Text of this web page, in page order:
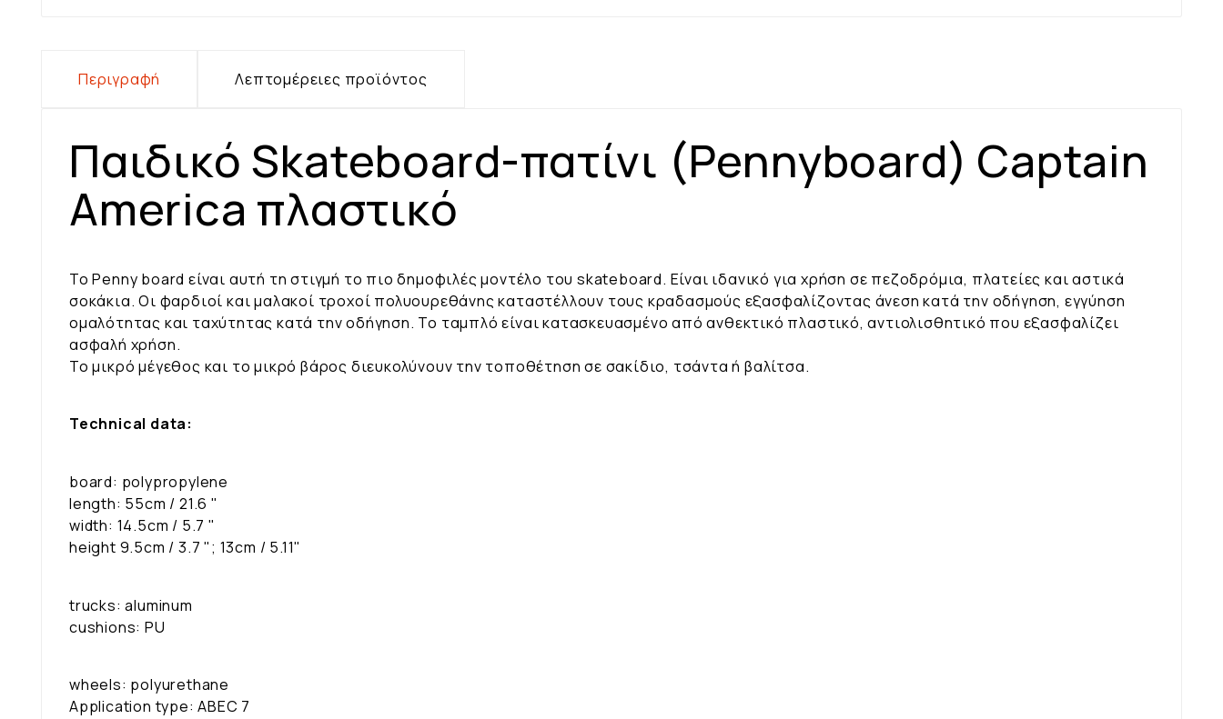
Περιγραφή Λεπτομέρειες προϊόντος
Παιδικό Skateboard-πατίνι (Pennyboard) Captain
America πλαστικό
Το Penny board είναι αυτή τη στιγμή το πιο δημοφιλές μοντέλο του skateboard. Είναι ιδανικό για χρήση σε πεζοδρόμια, πλατείες και αστικά
σοκάκια. Οι φαρδιοί και μαλακοί τροχοί πολυουρεθάνης καταστέλλουν τους κραδασμούς εξασφαλίζοντας άνεση κατά την οδήγηση, εγγύηση
ομαλότητας και ταχύτητας κατά την οδήγηση. Το ταμπλό είναι κατασκευασμένο από ανθεκτικό πλαστικό, αντιολισθητικό που εξασφαλίζει
ασφαλή χρήση.
Το μικρό μέγεθος και το μικρό βάρος διευκολύνουν την τοποθέτηση σε σακίδιο, τσάντα ή βαλίτσα.
Technical data:
board: polypropylene
length: 55cm / 21.6 "
width: 14.5cm / 5.7 "
height 9.5cm / 3.7 "; 13cm / 5.11"
trucks: aluminum
cushions: PU
wheels: polyurethane
Application type: ABEC 7